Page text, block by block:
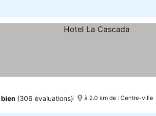
(306 évaluations) à 2.0 km de : Centre-ville